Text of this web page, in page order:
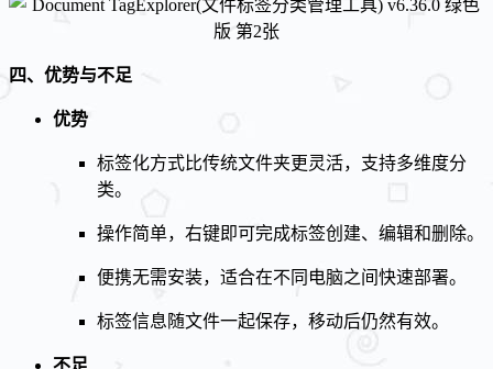
四、优势与不足
优势
标签化方式比传统文件夹更灵活，支持多维度分
类。
操作简单，右键即可完成标签创建、编辑和删除。
便携无需安装，适合在不同电脑之间快速部署。
标签信息随文件一起保存，移动后仍然有效。
不足